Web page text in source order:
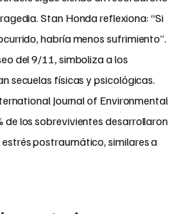
Stan Honda reflexiona: “Si
habría menos sufrimiento”.
del 9/11, simboliza a los
secuelas físicas y psicológicas.
Journal of Environmental
de los sobrevivientes desarrollaron
postraumático, similares a